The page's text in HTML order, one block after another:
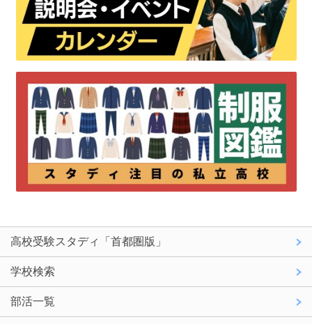
高校受験スタディ「首都圏版」
学校検索
部活一覧